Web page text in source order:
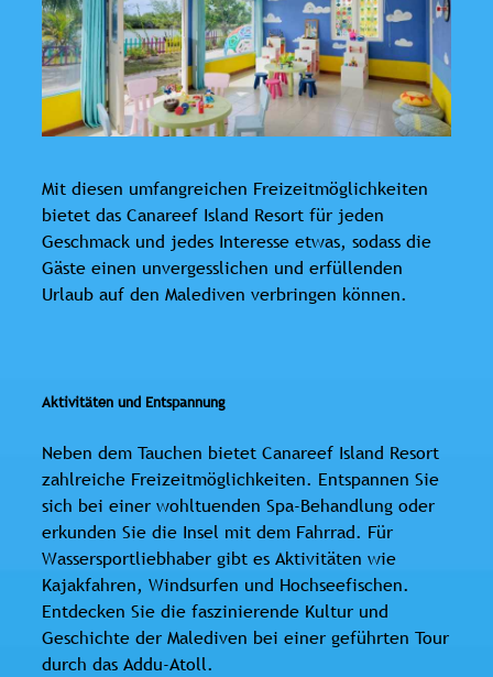
Mit diesen umfangreichen Freizeitmöglichkeiten
bietet das Canareef Island Resort für jeden
Geschmack und jedes Interesse etwas, sodass die
Gäste einen unvergesslichen und erfüllenden
Urlaub auf den Malediven verbringen können.
Aktivitäten und Entspannung
Neben dem Tauchen bietet Canareef Island Resort
zahlreiche Freizeitmöglichkeiten. Entspannen Sie
sich bei einer wohltuenden Spa-Behandlung oder
erkunden Sie die Insel mit dem Fahrrad. Für
Wassersportliebhaber gibt es Aktivitäten wie
Kajakfahren, Windsurfen und Hochseefischen.
Entdecken Sie die faszinierende Kultur und
Geschichte der Malediven bei einer geführten Tour
durch das Addu-Atoll.